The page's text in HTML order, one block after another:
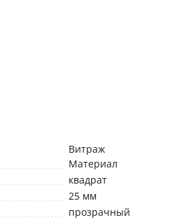
Витраж
Материал
квадрат
25 мм
прозрачный